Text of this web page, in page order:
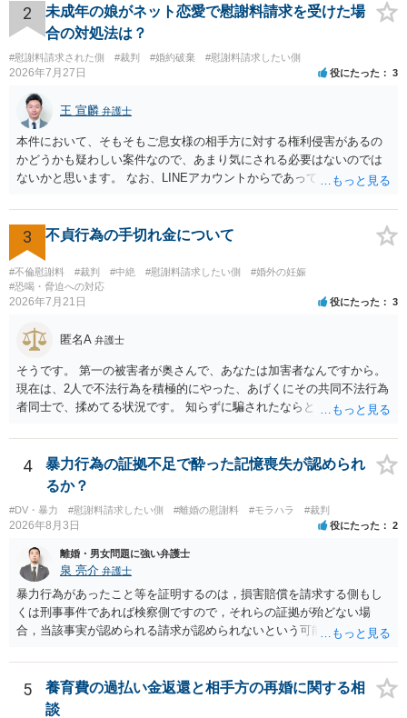
やり取り等の経緯、誓約書の内容等を踏まえて、関係を清算するため
の 金銭であったと評価される可能性はあると考えます。 ② 「今後一
切関与しないなら100万円振り込む」というLINEや誓約書は、裁判上
どの程度証拠価値があるのか ⇒前後のやり取りや誓約書の具体的内容
を見ない限り、具体的な判断はできませんが、一定の証拠価値はある
と考えます。 ③ 借用書があっても、後から100万円を貸付扱いに変更
することは認められるのか。 ⇒おそらく１００万円は不当利得（受け
取る正当な権利がないのに利益を取得した）として返還請求されてい
るものかと推察しますので、 貸金返還ではないかと存じます。 ④ 私
は現在、収入も不安定で貯金もなくリボ払い借金が既に約100万あり。
今年に再婚したが主人はお金に厳しい為、一括で220万円を支払う事は
困難 仮に裁判で敗訴した場合でも、分割払いになる可能性はあります
か。 ⇒判決となり敗訴してしまった場合は、強制執行により不動産等
の財産を差し押さえられ、そこから債権回収が図られることになりま
すが、 和解であれば柔軟な解決が可能ですので、その場合は分割払
いにより支払うことも十分可能です。 ⑤ このような事情であれば、私
は120万円のみ和解交渉を続けるべきでしょうか。 ⇒ご相談者様の認
れるため、 120万円のみについて交渉を続けることがベターかと存じ
ます。
2
未成年の娘がネット恋愛で慰謝料請求を受けた場
合の対処法は？
#慰謝料請求された側 #裁判 #婚約破棄 #慰謝料請求したい側
2026年7月27日 役にたった 3
王 宣麟 弁護士
本件において、そもそもご息女様の相手方に対する権利侵害があるの
かどうかも疑わしい案件なので、あまり気にされる必要はないのでは
ないかと思います。 なお、LINEアカウントからであっても、そこに紐
るパターンはありえるものの、本件のような精神的損害が発生したと
明確にいえないような案件において開示がなされる可能性も低いので
はないかと推察します。
3 不貞行為の手切れ金について
#不倫慰謝料 #裁判 #中絶 #慰謝料請求したい側
#婚外の妊娠
#恐喝・脅迫への対応
2026年7月21日 役にたった 3
匿名A 弁護士
そうです。 第一の被害者が奥さんで、あなたは加害者なんですから。
現在は、2人で不法行為を積極的にやった、あげくにその共同不法行為
者同士で、揉めてる状況です。 知らずに騙されたならともか
というだけですから。
4
暴力行為の証拠不足で酔った記憶喪失が認められ
るか？
#DV・暴力 #慰謝料請求したい側 #離婚の慰謝料 #モラハラ #裁判
2026年8月3日 役にたった 2
離婚・男女問題に強い弁護士
泉 亮介 弁護士
暴力行為があったこと等を証明するのは，損害賠償を請求する側もし
くは刑事事件であれば検察側ですので，それらの証拠が殆どない場
合，当該事実が認められる請求が認められないという可能性はあるで
5
養育費の過払い金返還と相手方の再婚に関する相
談